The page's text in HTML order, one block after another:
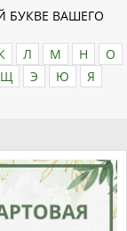
БУКВЕ ВАШЕГО
Л М Н
О
Щ Э Ю Я